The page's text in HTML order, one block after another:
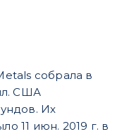
собрала в
США
Их
11 июн. 2019 г. в